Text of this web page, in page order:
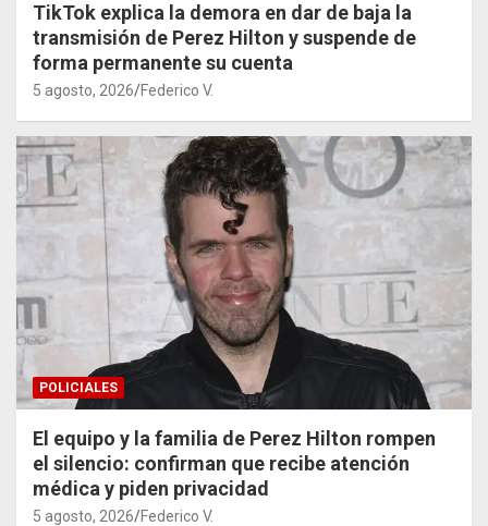
TikTok explica la demora en dar de baja la
transmisión de Perez Hilton y suspende de
forma permanente su cuenta
5 agosto, 2026 Federico V.
POLICIALES
El equipo y la familia de Perez Hilton rompen
el silencio: confirman que recibe atención
médica y piden privacidad
5 agosto, 2026 Federico V.